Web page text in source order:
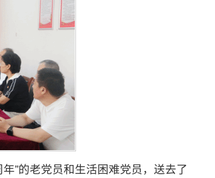
”的老党员和生活困难党员，送去了